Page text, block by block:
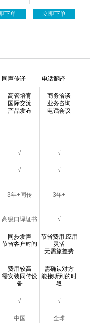
下单 立即下单
同声传译 电话翻译
高管培育
国际交流
产品发布
商务洽谈
业务咨询
电话会议
√ √
√ √
3年+同传 3年+
高级口译证书 √
同步发声
节省客户时间
节省费用,应用
灵活
无需旅差费
费用较高
需安装同传设
备
需确认对方
能接听到的时
段
√ √
中国 全球